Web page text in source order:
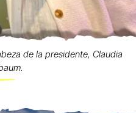
de la presidente, Claudia